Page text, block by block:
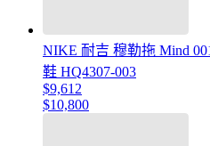
NIKE 耐吉 穆勒拖 Mind
鞋 HQ4307-003
$9,612
$10,800